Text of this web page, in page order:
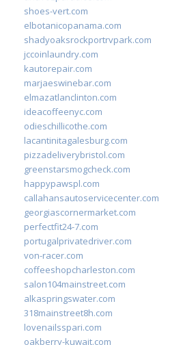
shoes-vert.com
elbotanicopanama.com
shadyoaksrockportrvpark.com
jccoinlaundry.com
kautorepair.com
marjaeswinebar.com
elmazatlanclinton.com
ideacoffeenyc.com
odieschillicothe.com
lacantinitagalesburg.com
pizzadeliverybristol.com
greenstarsmogcheck.com
happypawspl.com
callahansautoservicecenter.com
georgiascornermarket.com
perfectfit24-7.com
portugalprivatedriver.com
von-racer.com
coffeeshopcharleston.com
salon104mainstreet.com
alkaspringswater.com
318mainstreet8h.com
lovenailsspari.com
oakberry-kuwait.com